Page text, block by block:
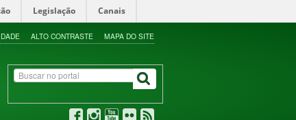
Legislação Canais
ALTO CONTRASTE MAPA DO SITE